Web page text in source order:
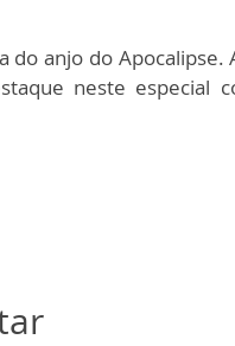
anjo do Apocalipse.
neste especial